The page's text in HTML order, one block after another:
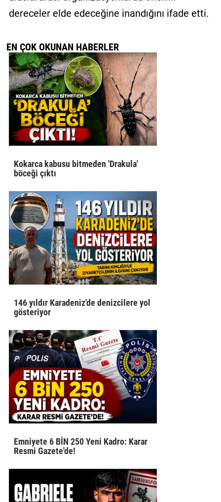
dereceler elde edeceğine inandığını ifade etti.
EN ÇOK OKUNAN HABERLER
Kokarca kabusu bitmeden 'Drakula'
böceği çıktı
146 yıldır Karadeniz'de denizcilere yol
gösteriyor
Emniyete 6 BİN 250 Yeni Kadro: Karar
Resmi Gazete'de!